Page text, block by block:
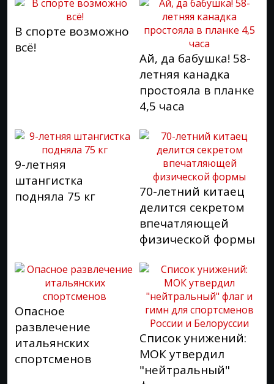
В спорте возможно
всё!
Ай, да бабушка! 58-
летняя канадка
простояла в планке
4,5 часа
9-летняя
штангистка
подняла 75 кг
70-летний китаец
делится секретом
впечатляющей
физической формы
Опасное
развлечение
итальянских
спортсменов
Список унижений:
МОК утвердил
"нейтральный"